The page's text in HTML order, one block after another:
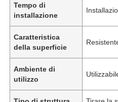
Tempo di
installazione
Caratteristica
della superficie
Ambiente di
utilizzo